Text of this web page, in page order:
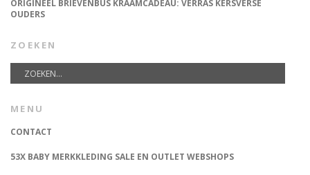
ORIGINEEL BRIEVENBUS KRAAMCADEAU: VERRAS KERSVERSE
OUDERS
ZOEKEN
MENU
CONTACT
53X BABY MERKKLEDING SALE EN OUTLET WEBSHOPS